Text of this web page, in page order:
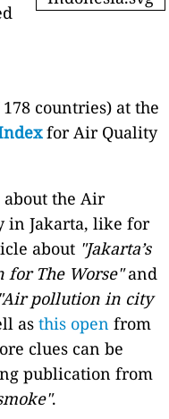
countries) at the
for Air Quality
about the Air
in Jakarta, like for
about "Jakarta’s
for The Worse"and
"Air pollution in city
asthis open from
clues can be
publication from
.